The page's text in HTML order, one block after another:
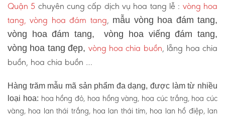
Quận 5 chuyên cung cấp dịch vụ hoa tang lễ : vòng hoa
tang, vòng hoa đám tang, mẫu vòng hoa đám tang,
vòng hoa đám tang, vòng hoa viếng đám tang,
vòng hoa tang đẹp, vòng hoa chia buồn, lẵng hoa chia
buồn, hoa chia buồn …
Hàng trăm mẫu mã sản phẩm đa dạng, được làm từ nhiều
loại hoa: hoa hồng đỏ, hoa hồng vàng, hoa cúc trắng, hoa cúc
vàng, hoa lan thái trắng, hoa lan thái tím, hoa lan hồ điệp, lan